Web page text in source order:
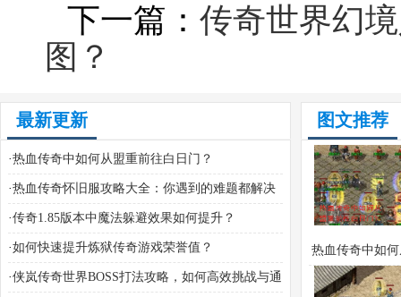
下一篇： 传奇世界幻
图？
最新更新
·热血传奇中如何从盟重前往白日门？
·热血传奇怀旧服攻略大全：你遇到的难题都解决
了吗？
·传奇1.85版本中魔法躲避效果如何提升？
·如何快速提升炼狱传奇游戏荣誉值？
·侠岚传奇世界BOSS打法攻略，如何高效挑战与通
图文推荐
热血传奇中如
前往白日